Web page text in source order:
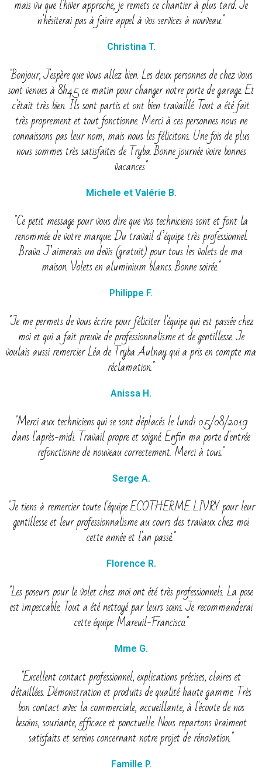
mais vu que l'hiver approche, je remets ce chantier à plus tard. Je
n'hésiterai pas à faire appel à vos services à nouveau."
Christina T.
"Bonjour, J'espère que vous allez bien. Les deux personnes de chez vous
sont venues à 8h45 ce matin pour changer notre porte de garage. Et
c'était très bien. Ils sont partis et ont bien travaillé. Tout a été fait
très proprement et tout fonctionne. Merci à ces personnes nous ne
connaissons pas leur nom, mais nous les félicitons. Une fois de plus
nous sommes très satisfaites de Tryba. Bonne journée voire bonnes
vacances"
Michele et Valérie B.
"Ce petit message pour vous dire que vos techniciens sont et font la
renommée de votre marque. Du travail d’équipe très professionnel.
Bravo. J’aimerais un devis (gratuit) pour tous les volets de ma
maison. Volets en aluminium blancs. Bonne soirée."
Philippe F.
"Je me permets de vous écrire pour féliciter l'équipe qui est passée chez
moi et qui a fait preuve de professionnalisme et de gentillesse. Je
voulais aussi remercier Léa de Tryba Aulnay qui a pris en compte ma
réclamation."
Anissa H.
"Merci aux techniciens qui se sont déplacés le lundi 05/08/2019
dans l'après-midi. Travail propre et soigné. Enfin ma porte d'entrée
refonctionne de nouveau correctement. Merci à tous."
Serge A.
"Je tiens à remercier toute l'équipe ECOTHERME LIVRY pour leur
gentillesse et leur professionnalisme au cours des travaux chez moi
cette année et l'an passé."
Florence R.
"Les poseurs pour le volet chez moi ont été très professionnels. La pose
est impeccable. Tout a été nettoyé par leurs soins. Je recommanderai
cette équipe Mareuil-Francisco."
Mme G.
"Excellent contact professionnel, explications précises, claires et
détaillées. Démonstration et produits de qualité haute gamme. Très
bon contact avec la commerciale, accueillante, à l'écoute de nos
besoins, souriante, efficace et ponctuelle. Nous repartons vraiment
satisfaits et sereins concernant notre projet de rénovation."
Famille P.